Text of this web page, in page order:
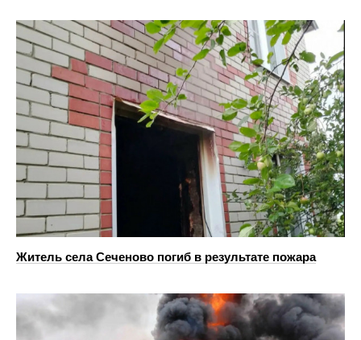
Житель села Сеченово погиб в результате пожара